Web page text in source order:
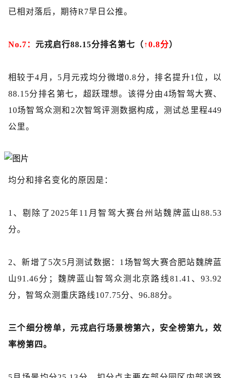
已相对落后，期待R7早日公推。
No.7： 元戎启行88.15分排名第七（ ↑0.8分）
相较于4月，5月元戎均分微增0.8分，排名提升1位，以
88.15分排名第七，超跃理想。该得分由4场智驾大赛、
10场智驾众测和2次智驾评测数据构成，测试总里程449
公里。
均分和排名变化的原因是：
1、剔除了2025年11月智驾大赛台州站魏牌蓝山88.53
分。
2、新增了5次5月测试数据：1场智驾大赛合肥站魏牌蓝
山91.46分；魏牌蓝山智驾众测北京路线81.41、93.92
分，智驾众测重庆路线107.75分、96.88分。
三个细分榜单，元戎启行场景榜第六，安全榜第九，效
率榜第四。